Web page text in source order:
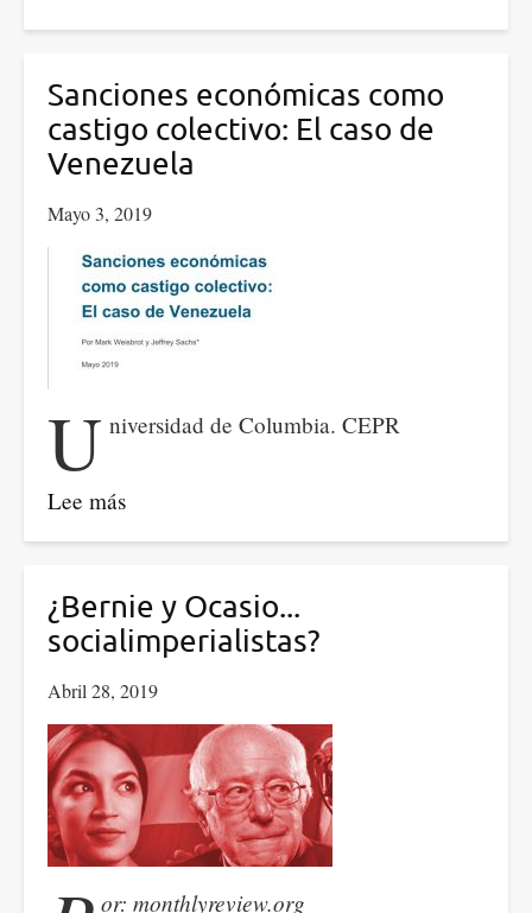
Un
por
las
elecciones
España
Sanciones económicas como
castigo colectivo: El caso de
Venezuela
Mayo 3, 2019
U niversidad de Columbia. CEPR
Lee más
como
castigo
colectivo:
El
caso
de
Venezuela
¿Bernie y Ocasio...
socialimperialistas?
Abril 28, 2019
or: monthlyreview.org